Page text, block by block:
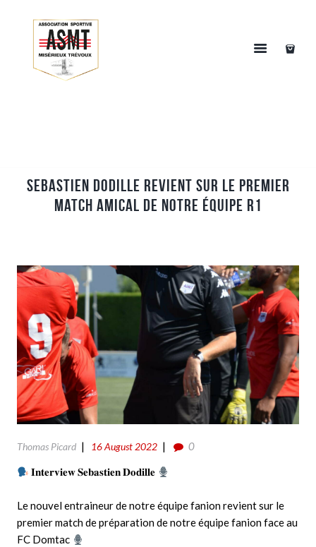
Sebastien Dodille revient sur le premier
match amical de notre équipe R1
Thomas Picard 16 August 2022
0
𝐈𝐧𝐭𝐞𝐫𝐯𝐢𝐞𝐰 𝐒𝐞𝐛𝐚𝐬𝐭𝐢𝐞𝐧 𝐃𝐨𝐝𝐢𝐥𝐥𝐞
Le nouvel entraineur de notre équipe fanion revient sur le
premier match de préparation de notre équipe fanion face au
FC Domtac